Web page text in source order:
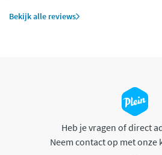
Bekijk alle reviews
Heb je vragen of direct
Neem contact op met onze